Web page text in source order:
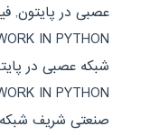
عصبی در پایتون,
IN PYTHON
شبکه عصبی در
IN PYTHON
صنعتی شریف